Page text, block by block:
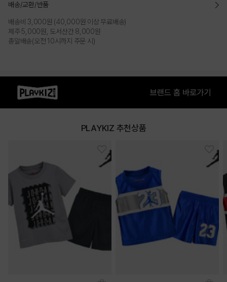
PRODUCT VIEW
배송/교환/반품
배송비 3,000원 (40,000원 이상 무료배송)
제주 5,000원, 도서산간 8,000원
총알배송(오전 10시까지 주문 시)
PLAYKIZ 추천상품